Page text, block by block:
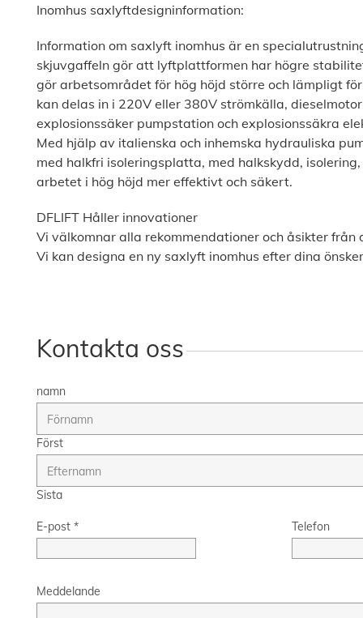
Inomhus saxlyftdesigninformation:
Information om saxlyft inomhus är en
skjuvgaffeln gör att lyftplattformen har högre
gör arbetsområdet för hög höjd större och lämpligt
kan delas in i 220V eller 380V strömkälla,
explosionssäker pumpstation och explosionssäkra
Med hjälp av italienska och inhemska hydrauliska
med halkfri isoleringsplatta, med halkskydd,
arbetet i hög höjd mer effektivt och säkert.
DFLIFT Håller innovationer
Vi välkomnar alla rekommendationer och åsikter
Vi kan designa en ny saxlyft inomhus efter dina
Kontakta oss
namn
Först
Sista
E-post * Telefon
Meddelande